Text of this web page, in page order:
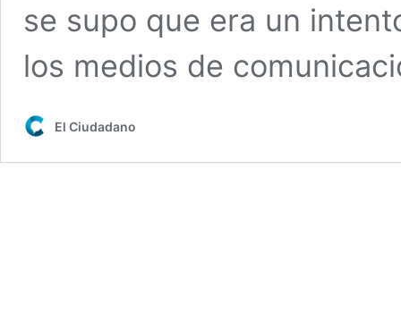
se supo que era un
los medios de
El Ciudadano